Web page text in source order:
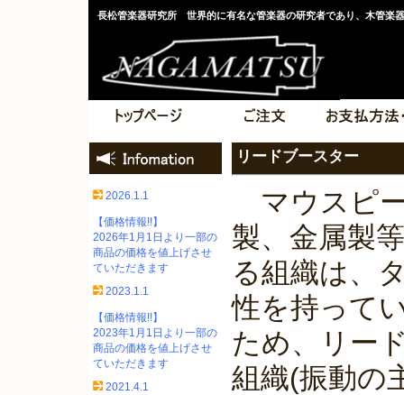
長松管楽器研究所 世界的に有名な管楽器の研究者であり、木管楽
2026.1.1
【価格情報!!】
2026年1月1日より一部の
商品の価格を値上げさせ
ていただきます
2023.1.1
【価格情報!!】
2023年1月1日より一部の
商品の価格を値上げさせ
ていただきます
2021.4.1
リードブースター
マウスピ
製、金属製
る組織は、
性を持って
ため、リー
組織(振動の